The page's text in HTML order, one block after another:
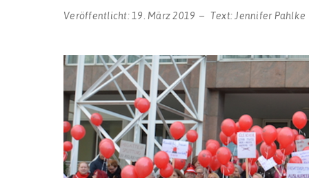
Veröffentlicht: 19. März 2019 Text: Jennifer Pahlke